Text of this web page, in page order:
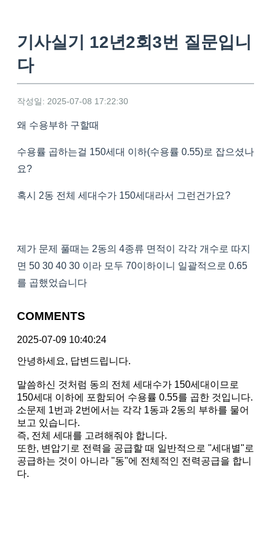
기사실기 12년2회3번 질문입니
다
작성일: 2025-07-08 17:22:30
왜 수용부하 구할때
수용률 곱하는걸 150세대 이하(수용률 0.55)로 잡으셨나
요?
혹시 2동 전체 세대수가 150세대라서 그런건가요?
제가 문제 풀때는 2동의 4종류 면적이 각각 개수로 따지
면 50 30 40 30 이라 모두 70이하이니 일괄적으로 0.65
를 곱했었습니다
COMMENTS
2025-07-09 10:40:24
안녕하세요, 답변드립니다.
말씀하신 것처럼 동의 전체 세대수가 150세대이므로
150세대 이하에 포함되어 수용률 0.55를 곱한 것입니다.
소문제 1번과 2번에서는 각각 1동과 2동의 부하를 물어
보고 있습니다.
즉, 전체 세대를 고려해줘야 합니다.
또한, 변압기로 전력을 공급할 때 일반적으로 "세대별"로
공급하는 것이 아니라 "동"에 전체적인 전력공급을 합니
다.